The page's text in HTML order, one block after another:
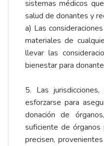
sistemas médicos
salud de donantes y
a) Las
materiales de
llevar las
bienestar para
5. Las
esforzarse para
donación de
suficiente de
precisen,